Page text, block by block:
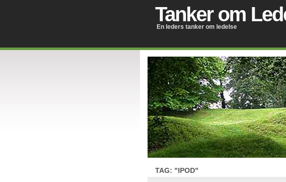
Tanker om
En leders tanker om ledelse
TAG: "IPOD"